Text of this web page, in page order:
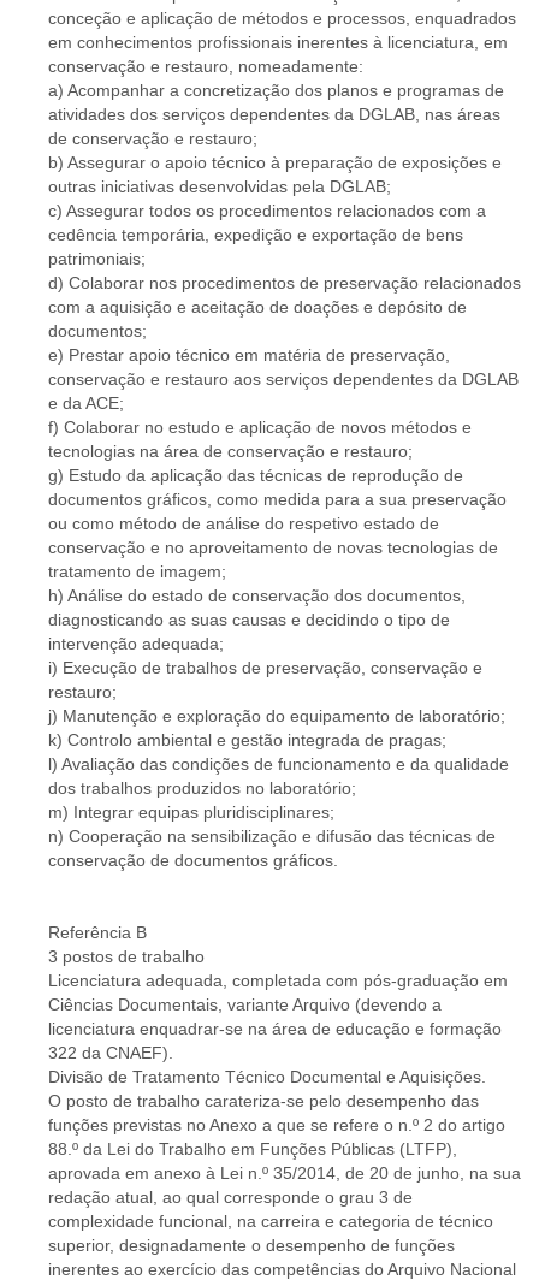
conceção e aplicação de métodos e processos, enquadrados
em conhecimentos profissionais inerentes à licenciatura, em
conservação e restauro, nomeadamente:
a) Acompanhar a concretização dos planos e programas de
atividades dos serviços dependentes da DGLAB, nas áreas
de conservação e restauro;
b) Assegurar o apoio técnico à preparação de exposições e
outras iniciativas desenvolvidas pela DGLAB;
c) Assegurar todos os procedimentos relacionados com a
cedência temporária, expedição e exportação de bens
patrimoniais;
d) Colaborar nos procedimentos de preservação relacionados
com a aquisição e aceitação de doações e depósito de
documentos;
e) Prestar apoio técnico em matéria de preservação,
conservação e restauro aos serviços dependentes da DGLAB
e da ACE;
f) Colaborar no estudo e aplicação de novos métodos e
tecnologias na área de conservação e restauro;
g) Estudo da aplicação das técnicas de reprodução de
documentos gráficos, como medida para a sua preservação
ou como método de análise do respetivo estado de
conservação e no aproveitamento de novas tecnologias de
tratamento de imagem;
h) Análise do estado de conservação dos documentos,
diagnosticando as suas causas e decidindo o tipo de
intervenção adequada;
i) Execução de trabalhos de preservação, conservação e
restauro;
j) Manutenção e exploração do equipamento de laboratório;
k) Controlo ambiental e gestão integrada de pragas;
l) Avaliação das condições de funcionamento e da qualidade
dos trabalhos produzidos no laboratório;
m) Integrar equipas pluridisciplinares;
n) Cooperação na sensibilização e difusão das técnicas de
conservação de documentos gráficos.
Referência B
3 postos de trabalho
Licenciatura adequada, completada com pós-graduação em
Ciências Documentais, variante Arquivo (devendo a
licenciatura enquadrar-se na área de educação e formação
322 da CNAEF).
Divisão de Tratamento Técnico Documental e Aquisições.
O posto de trabalho carateriza-se pelo desempenho das
funções previstas no Anexo a que se refere o n.º 2 do artigo
88.º da Lei do Trabalho em Funções Públicas (LTFP),
aprovada em anexo à Lei n.º 35/2014, de 20 de junho, na sua
redação atual, ao qual corresponde o grau 3 de
complexidade funcional, na carreira e categoria de técnico
superior, designadamente o desempenho de funções
inerentes ao exercício das competências do Arquivo Nacional